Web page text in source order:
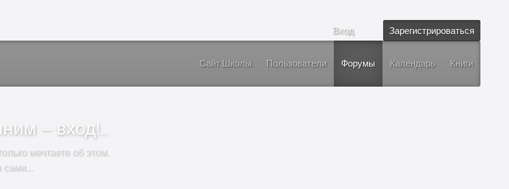
Вход Зарегистрироваться
Сайт Школы Пользователи Форумы Календарь Книги
– вход!..
мечтаете об этом.
сами…